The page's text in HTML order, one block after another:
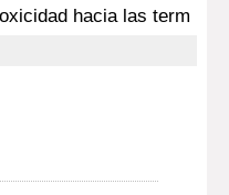
hacia las term